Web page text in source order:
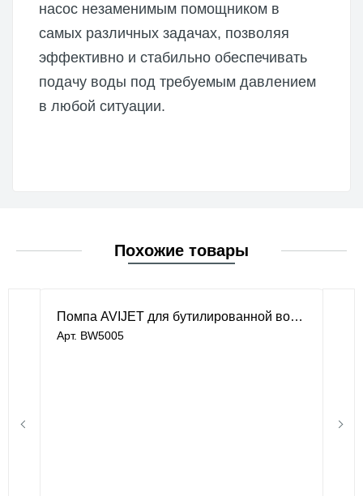
насос незаменимым помощником в
самых различных задачах, позволяя
эффективно и стабильно обеспечивать
подачу воды под требуемым давлением
в любой ситуации.
Похожие товары
Помпа AVIJET для бутилированной воды
Арт. BW5005